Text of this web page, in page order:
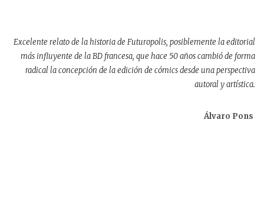
Excelente relato de la historia de Futuropolis, posiblemente la editorial
más influyente de la BD francesa, que hace 50 años cambió de forma
radical la concepción de la edición de cómics desde una perspectiva
autoral y artística.
Álvaro Pons